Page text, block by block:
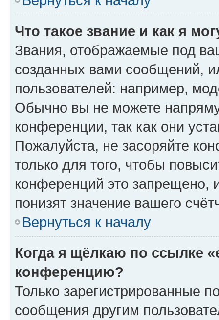
Что такое звание и как я
Звания, отображаемые под
созданных вами сообщений,
пользователей: например,
Обычно вы не можете
конференции, так как они
Пожалуйста, не засоряйте
только для того, чтобы
конференций это запрещено,
понизят значение вашего
Вернуться к началу
Когда я щёлкаю по ссылке
конференцию?
Только зарегистрированные
сообщения другим